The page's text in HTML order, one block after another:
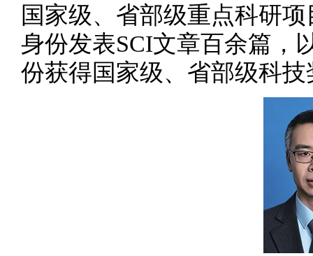
国家级、省部级重点科研
身份发表SCI文章百余篇，
份获得国家级、省部级科技